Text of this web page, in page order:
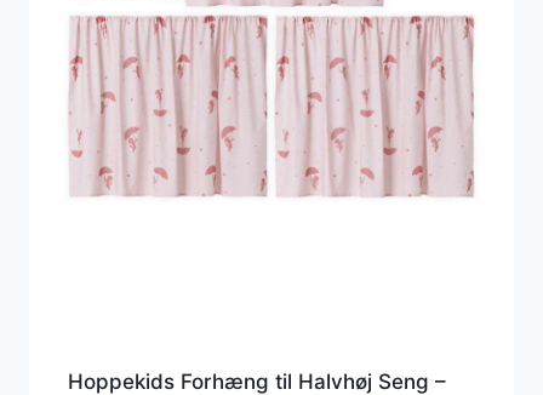
Hoppekids Forhæng til Halvhøj Seng –